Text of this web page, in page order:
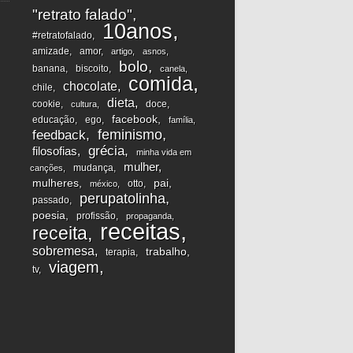
"retrato falado"
#retratofalado 10anos
amizade amor artigo asnos
banana biscoito bolo canela
chile chocolate comida
cookie cultura dieta
doce
educação
ego facebook família
feedback feminismo
filosofias grécia
minha vida em
canções
mudança mulher
mulheres méxico otto pai
passado perupatolinha
poesia profissão propaganda
receita receitas
sobremesa terapia trabalho
tv viagem